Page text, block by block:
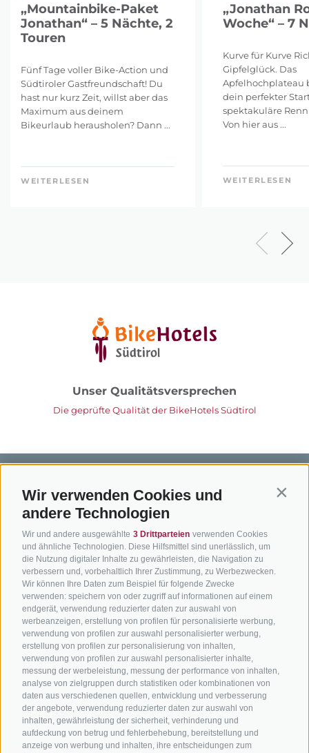
Wir verwenden Cookies und
andere Technologien
Wir und andere ausgewählte 3 Drittparteien verwenden Cookies
und ähnliche Technologien. Diese Hilfsmittel sind unerlässlich, um
die Nutzung digitaler Inhalte zu gewährleisten, die Navigation zu
verbessern und, vorbehaltlich Ihrer Zustimmung, zu Werbezwecken.
Wir können Ihre Daten zum Beispiel für folgende Zwecke
verwenden: speichern von oder zugriff auf informationen auf einem
endgerät, verwendung reduzierter daten zur auswahl von
werbeanzeigen, erstellung von profilen für personalisierte werbung,
verwendung von profilen zur auswahl personalisierter werbung,
erstellung von profilen zur personalisierung von inhalten,
verwendung von profilen zur auswahl personalisierter inhalte,
messung der werbeleistung, messung der performance von inhalten,
analyse von zielgruppen durch statistiken oder kombinationen von
daten aus verschiedenen quellen, entwicklung und verbesserung
der angebote, verwendung reduzierter daten zur auswahl von
inhalten, gewährleistung der sicherheit, verhinderung und
aufdeckung von betrug und fehlerbehebung, bereitstellung und
anzeige von werbung und inhalten, ihre entscheidungen zum
„Mountainbike-Paket
Jonathan“ – 5 Nächte, 2
Touren
Fünf Tage voller Bike-Action und
Südtiroler Gastfreundschaft! Du
hast nur kurz Zeit, willst aber das
Maximum aus deinem
Bikeurlaub herausholen? Dann ...
WEITERLESEN
„Jonathan
Woche“ – 7
Kurve für Kurve
Gipfelglück. Das
Apfelhochplateau
dein perfekter
spektakuläre
Von hier aus ...
WEITERLESEN
Unser Qualitätsversprechen
Die geprüfte Qualität der BikeHotels Südtirol
SÜDTIROL
Hotels & Pakete
Urlaubspakete
Unsere Gutscheine
Hot Deals
Bike & Work
BIKEN IN
SÜDTIROL
Mountainbiken in
Südtirol
Rennradfahren in
Südtirol
Radwege in Südtirol
Bikeshops & Verleihe
Bike-Schulen
Tourenzentrale
Kontakt
Anreise
Wetter
Zum